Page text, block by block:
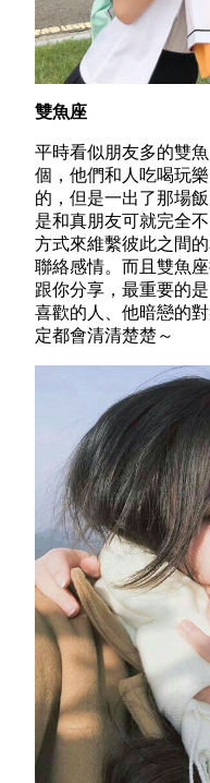
雙魚座
平時看似朋友多的雙
個，他們和人吃喝玩
的，但是一出了那場
是和真朋友可就完全
方式來維繫彼此之間
聯絡感情。而且雙魚
跟你分享，最重要的
喜歡的人、他暗戀的
定都會清清楚楚～